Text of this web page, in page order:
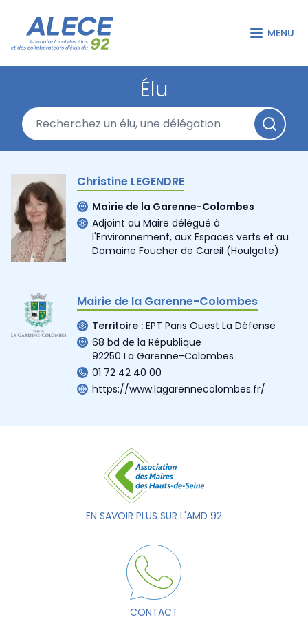
MENU
Élu
Christine LEGENDRE
Mairie de la Garenne-Colombes
Adjoint au Maire délégué à
l'Environnement, aux Espaces verts et au
Domaine Foucher de Careil (Houlgate)
Mairie de la Garenne-Colombes
Territoire : EPT Paris Ouest La Défense
68 bd de la République
92250 La Garenne-Colombes
01 72 42 40 00
https://www.lagarennecolombes.fr/
EN SAVOIR PLUS SUR L'AMD 92
CONTACT